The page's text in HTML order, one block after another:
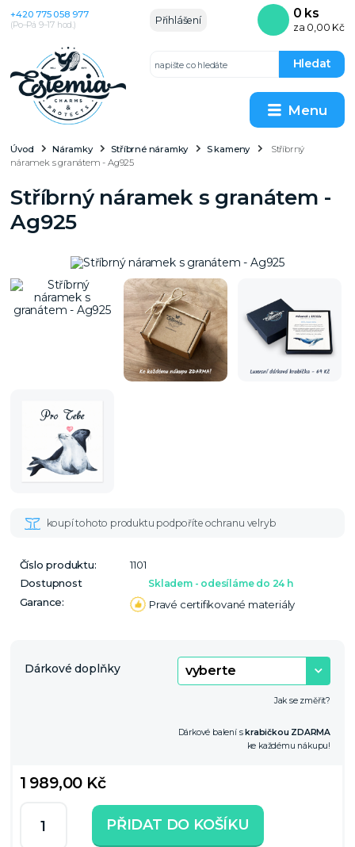
Menu
Přihlášení
Hledat
+420 775 058 977
(Po–Pá 9–17 hod.)
0 ks
za 0,00 Kč
Úvod Náramky Stříbrné náramky S kameny
Stříbrný
náramek s granátem - Ag925
Stříbrný náramek s granátem -
Ag925
Číslo produktu:
1101
Dostupnost
Skladem - odesíláme do 24 h
Garance: Pravé certifikované materiály
Dárkové doplňky
Jak se změřit?
Dárkové balení skrabičkou ZDARMA
ke každému nákupu!
1 989,00 Kč
PŘIDAT DO KOŠÍKU